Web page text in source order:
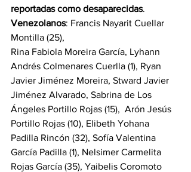
reportadas como desaparecidas.
Venezolanos: Francis Nayarit Cuellar
Montilla (25),
Rina Fabiola Moreira García, Lyhann
Andrés Colmenares Cuerlla (1), Ryan
Javier Jiménez Moreira, Stward Javier
Jiménez Alvarado, Sabrina de Los
Ángeles Portillo Rojas (15),  Arón Jesús
Portillo Rojas (10), Elibeth Yohana
Padilla Rincón (32), Sofía Valentina
García Padilla (1), Nelsimer Carmelita
Rojas García (35), Yaibelis Coromoto